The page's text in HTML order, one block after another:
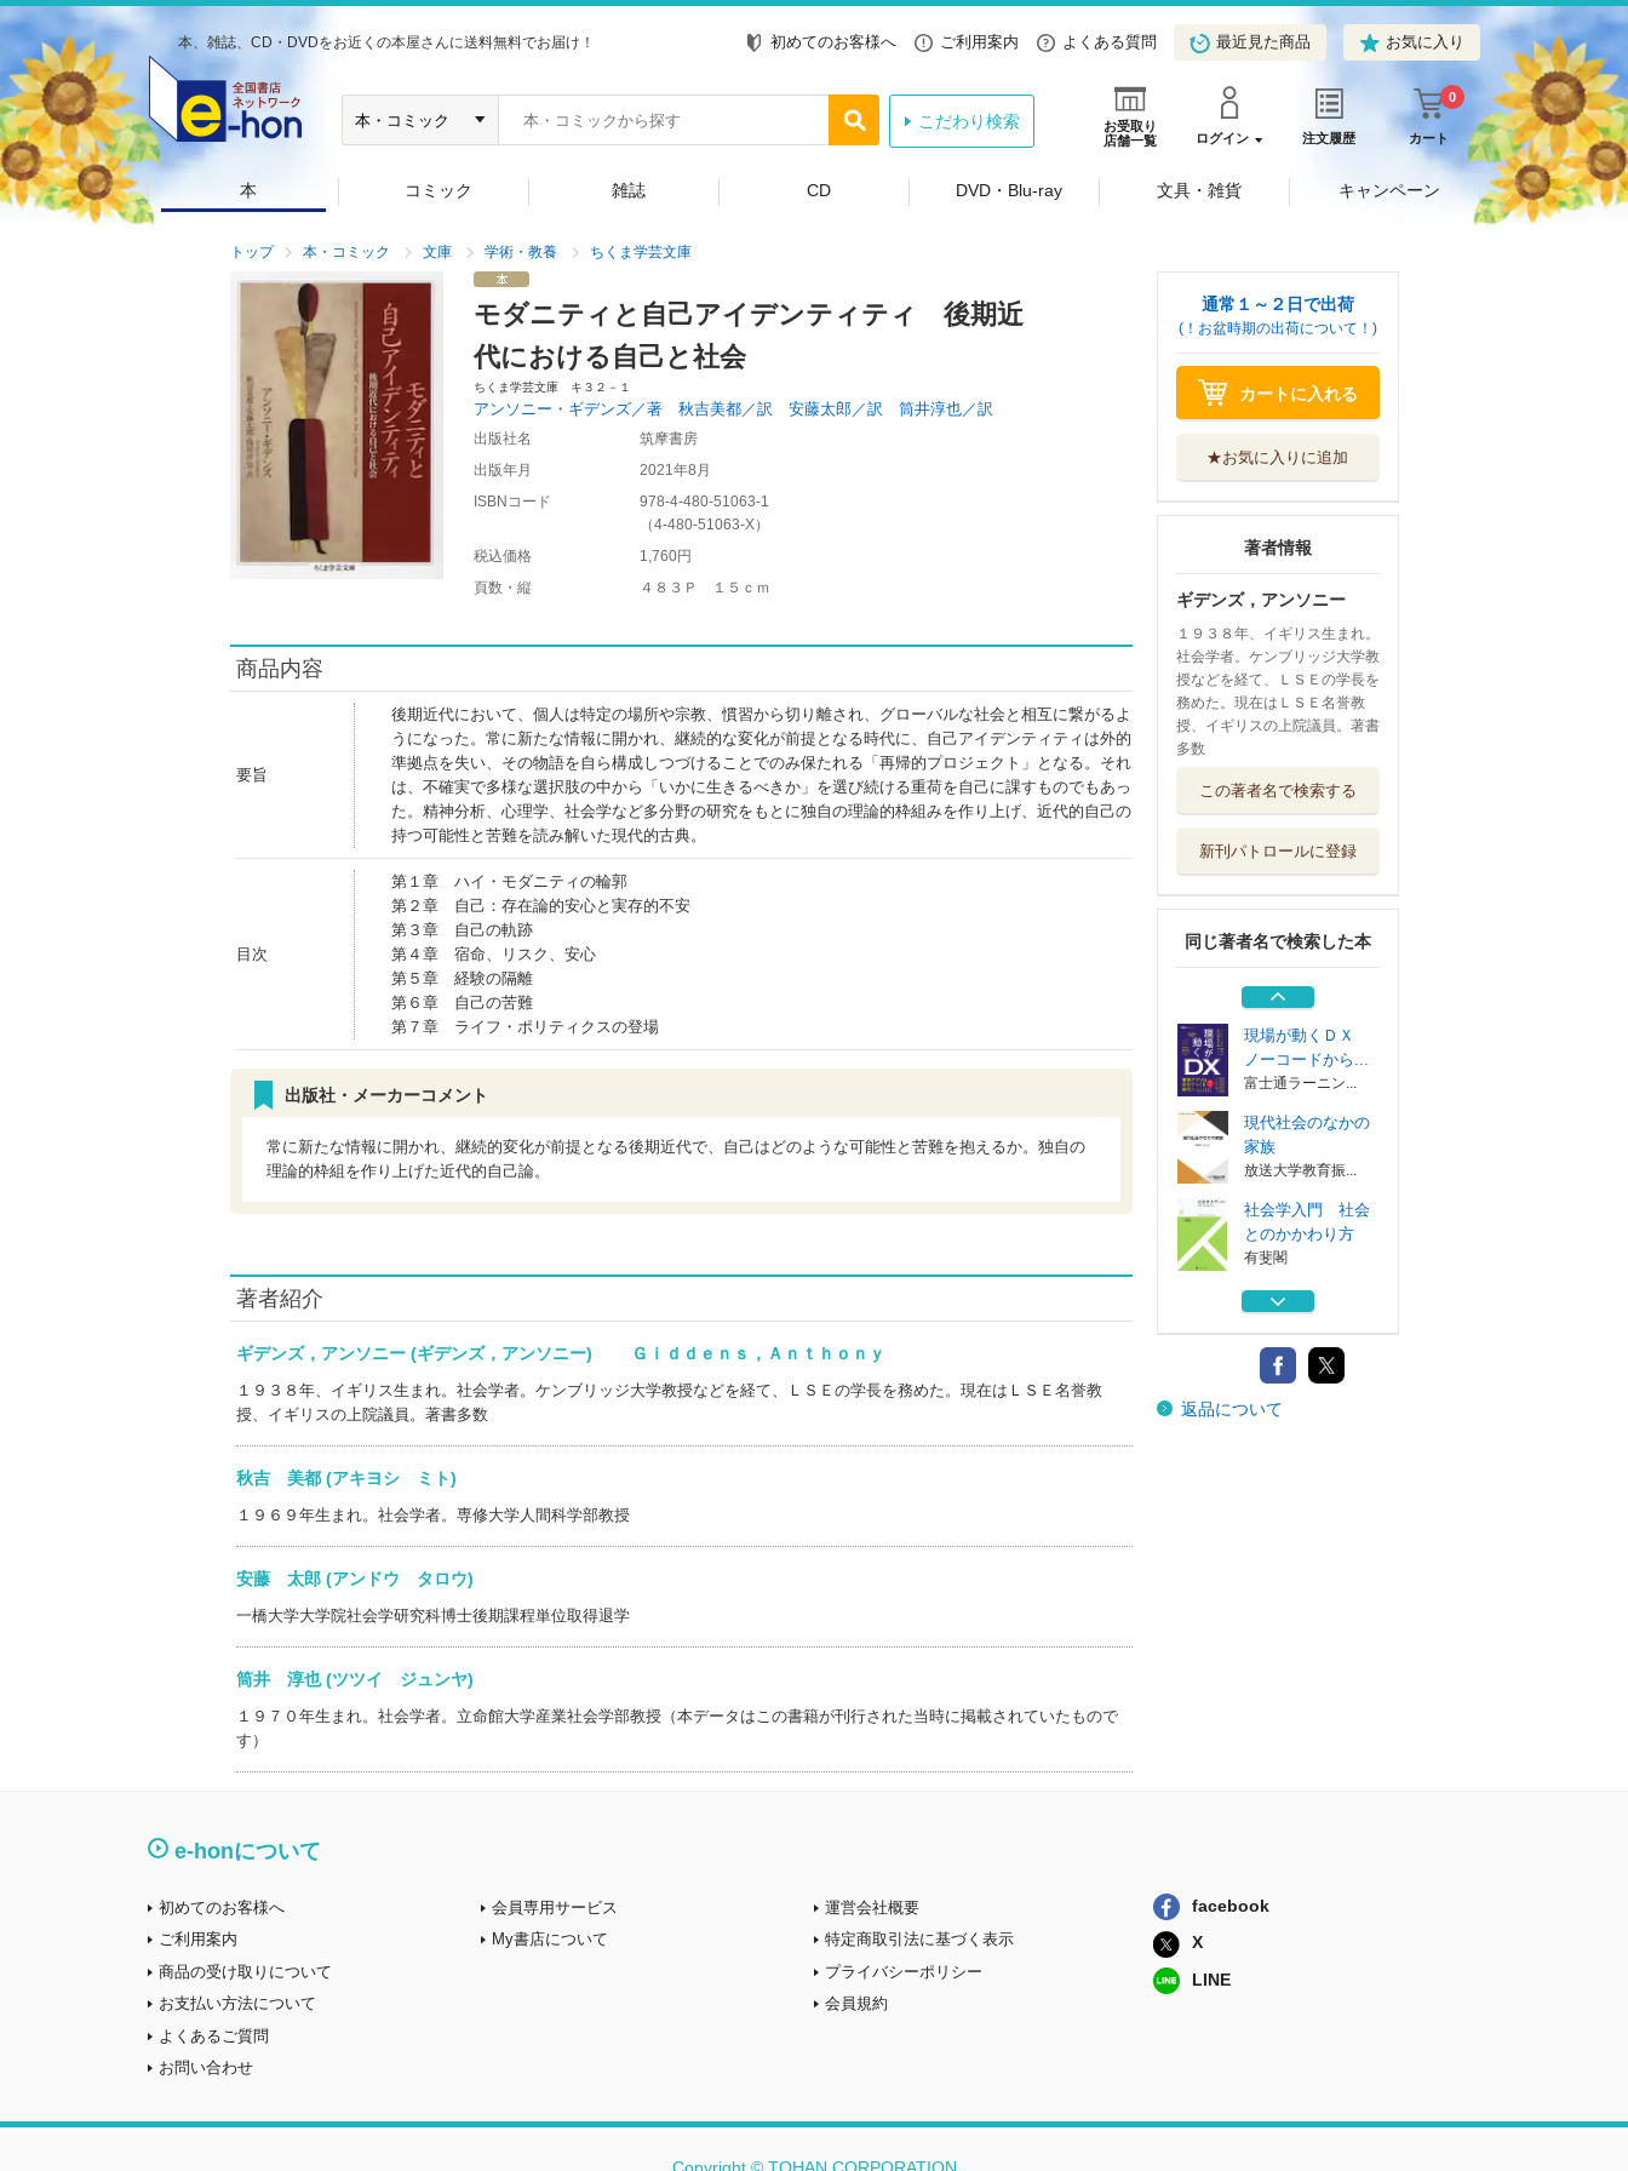
本、雑誌、CD・DVDをお近くの本屋さんに送料無料でお届け！ 初めてのお客様へ ご利用案内 よくある質問 最近見た商品 お気に入り
お受取り
店舗一覧
ログイン 注文履歴 カート
0
こだわり検索
本 コミック 雑誌 CD DVD・Blu-ray 文具・雑貨 キャンペーン
トップ 本・コミック 文庫 学術・教養 ちくま学芸文庫
モダニティと自己アイデンティティ 後期近
代における自己と社会
ちくま学芸文庫 キ３２－１
アンソニー・ギデンズ／著 秋吉美都／訳 安藤太郎／訳 筒井淳也／訳
出版社名
筑摩書房
出版年月
2021年8月
ISBNコード
978-4-480-51063-1
（4-480-51063-X）
税込価格
1,760円
頁数・縦
４８３Ｐ １５ｃｍ
商品内容
要旨
後期近代において、個人は特定の場所や宗教、慣習から切り離され、グローバルな社会と相互に繋がるよ
うになった。常に新たな情報に開かれ、継続的な変化が前提となる時代に、自己アイデンティティは外的
準拠点を失い、その物語を自ら構成しつづけることでのみ保たれる「再帰的プロジェクト」となる。それ
は、不確実で多様な選択肢の中から「いかに生きるべきか」を選び続ける重荷を自己に課すものでもあっ
た。精神分析、心理学、社会学など多分野の研究をもとに独自の理論的枠組みを作り上げ、近代的自己の
持つ可能性と苦難を読み解いた現代的古典。
目次
第１章 ハイ・モダニティの輪郭
第２章 自己：存在論的安心と実存的不安
第３章 自己の軌跡
第４章 宿命、リスク、安心
第５章 経験の隔離
第６章 自己の苦難
第７章 ライフ・ポリティクスの登場
出版社・メーカーコメント
常に新たな情報に開かれ、継続的変化が前提となる後期近代で、自己はどのような可能性と苦難を抱えるか。独自の
理論的枠組を作り上げた近代的自己論。
著者紹介
ギデンズ，アンソニー (ギデンズ，アンソニー) Ｇｉｄｄｅｎｓ，Ａｎｔｈｏｎｙ
１９３８年、イギリス生まれ。社会学者。ケンブリッジ大学教授などを経て、ＬＳＥの学長を務めた。現在はＬＳＥ名誉教
授、イギリスの上院議員。著書多数
秋吉 美都 (アキヨシ ミト)
１９６９年生まれ。社会学者。専修大学人間科学部教授
安藤 太郎 (アンドウ タロウ)
一橋大学大学院社会学研究科博士後期課程単位取得退学
筒井 淳也 (ツツイ ジュンヤ)
１９７０年生まれ。社会学者。立命館大学産業社会学部教授（本データはこの書籍が刊行された当時に掲載されていたもので
す）
通常１～２日で出荷
(！お盆時期の出荷について！)
カートに入れる
★お気に入りに追加
著者情報
ギデンズ，アンソニー
１９３８年、イギリス生まれ。
社会学者。ケンブリッジ大学教
授などを経て、ＬＳＥの学長を
務めた。現在はＬＳＥ名誉教
授、イギリスの上院議員。著書
多数
この著者名で検索する
新刊パトロールに登録
同じ著者名で検索した本
とのかかわり方
推しをカタチにす
集英社
推しをカタチにす
る仕事 ３
集英社
現場が動くＤＸ
ノーコードから...
富士通ラーニン...
現代社会のなかの
家族
放送大学教育振...
社会学入門 社会
とのかかわり方
有斐閣
推しをカタチにす
集英社
推しをカタチにす
る仕事 ３
返品について
e-honについて
初めてのお客様へ
ご利用案内
商品の受け取りについて
お支払い方法について
よくあるご質問
お問い合わせ
会員専用サービス
My書店について
運営会社概要
特定商取引法に基づく表示
プライバシーポリシー
会員規約
facebook
X
LINE